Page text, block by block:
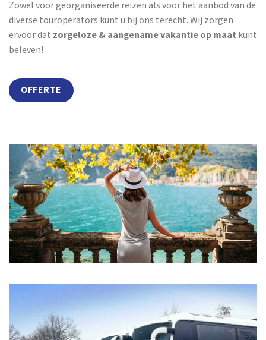
Zowel voor georganiseerde reizen als voor het aanbod van de
diverse touroperators kunt u bij ons terecht. Wij zorgen
ervoor dat zorgeloze & aangename vakantie op maat kunt
beleven!
OFFERTE